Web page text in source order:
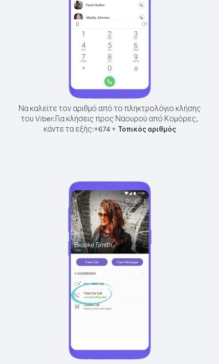
Να καλείτε τον αριθμό από το πληκτρολόγιο κλήσης
του Viber.Για κλήσεις προς Ναουρού από Κομόρες,
κάντε τα εξής:+674+ Τοπικός αριθμός